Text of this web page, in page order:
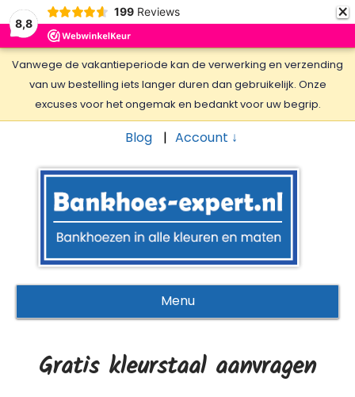
8,8
199 Reviews ×
Vanwege de vakantieperiode kan de verwerking en verzending
van uw bestelling iets langer duren dan gebruikelijk. Onze
excuses voor het ongemak en bedankt voor uw begrip.
Blog Account ↓
Menu
Gratis kleurstaal aanvragen